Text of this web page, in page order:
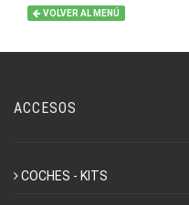
VOLVER AL MENÚ
ACCESOS
COCHES - KITS